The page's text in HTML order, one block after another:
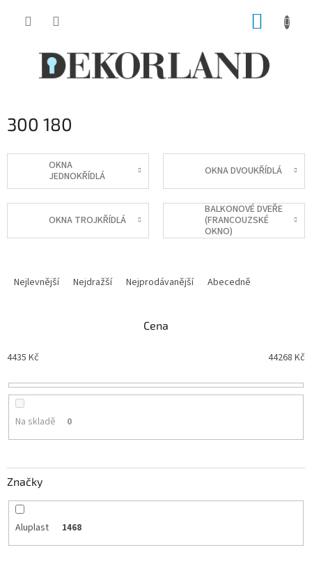
300 180
OKNA
JEDNOKŘÍDLÁ
OKNA DVOUKŘÍDLÁ
OKNA TROJKŘÍDLÁ
BALKONOVÉ DVEŘE
(FRANCOUZSKÉ
OKNO)
p
o
ů
Nejlevnější Nejdražší Nejprodávanější Abecedně
Cena
4435 Kč 44268 Kč
Na skladě 0
Značky
Aluplast 1468